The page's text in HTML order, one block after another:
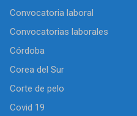
Convocatoria laboral
Convocatorias laborales
Córdoba
Corea del Sur
Corte de pelo
Covid 19